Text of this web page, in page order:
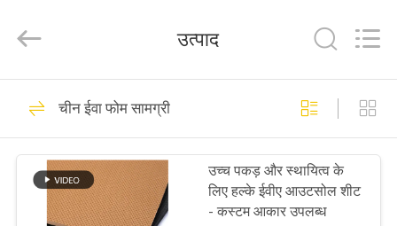
उत्पादों
वीडियो
Rights
by
ईवा फोम नाव अलंकार
शीट
20
उत्पाद
चीन ईवा फोम सामग्री
उच्च पकड़ और स्थायित्व के
लिए हल्के ईवीए आउटसोल शीट
- कस्टम आकार उपलब्ध